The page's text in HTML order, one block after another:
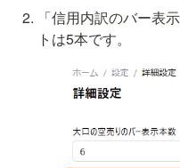
「信用内訳のバー表
トは5本です。